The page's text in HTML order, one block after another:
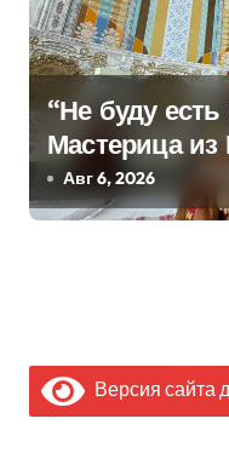
“Не буду
Мастерица
Дворца
Авг 6, 2026
Версия сайта